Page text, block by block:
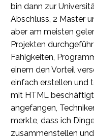
bin dann zur
Abschluss, 2 Master
aber am meisten
Projekten
Fähigkeiten,
einem den Vorteil
einfach erstellen und
mit HTML
angefangen,
merkte, dass ich
zusammenstellen